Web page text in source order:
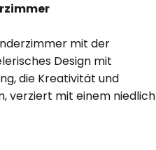
mit der
Design mit
die Kreativität und
verziert mit einem niedlich